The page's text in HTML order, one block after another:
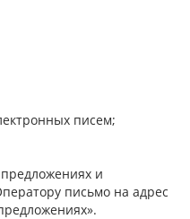
писем;
и
письмо на адрес